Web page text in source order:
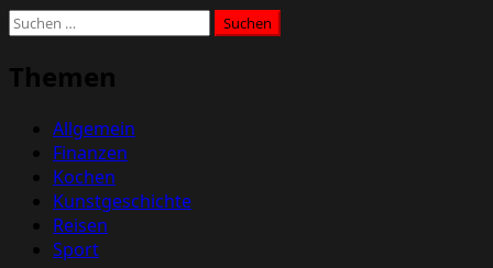
Suchen
Themen
Allgemein
Finanzen
Kochen
Kunstgeschichte
Reisen
Sport